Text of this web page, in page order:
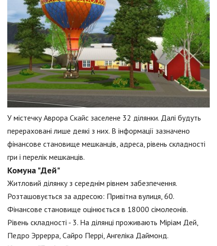
У містечку Аврора Скайс заселене 32 ділянки. Далі будуть
перераховані лише деякі з них. В інформації зазначено
фінансове становище мешканців, адреса, рівень складності
гри і перелік мешканців.
Комуна "Дей"
Житловий ділянку з середнім рівнем забезпечення.
Розташовується за адресою: Привітна вулиця, 60.
Фінансове становище оцінюється в 18000 сімолеонів.
Рівень складності - 3. На ділянці проживають Міріам Дей,
Педро Эррерра, Сайро Перрі, Ангеліка Даймонд.